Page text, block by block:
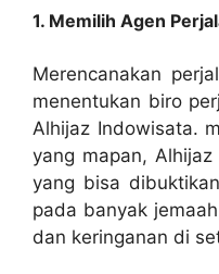
1. Memilih Agen
Merencanakan
menentukan biro
Alhijaz Indowisata.
yang mapan,
yang bisa
pada banyak
dan keringanan di